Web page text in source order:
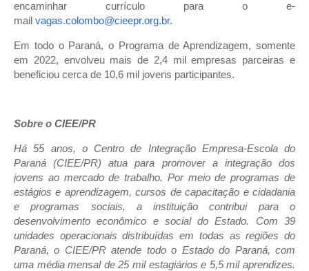
encaminhar currículo para o e-
mail vagas.colombo@cieepr.org.br.
Em todo o Paraná, o Programa de Aprendizagem, somente
em 2022, envolveu mais de 2,4 mil empresas parceiras e
beneficiou cerca de 10,6 mil jovens participantes.
Sobre o CIEE/PR
Há 55 anos, o Centro de Integração Empresa-Escola do
Paraná (CIEE/PR) atua para promover a integração dos
jovens ao mercado de trabalho. Por meio de programas de
estágios e aprendizagem, cursos de capacitação e cidadania
e programas sociais, a instituição contribui para o
desenvolvimento econômico e social do Estado. Com 39
unidades operacionais distribuídas em todas as regiões do
Paraná, o CIEE/PR atende todo o Estado do Paraná, com
uma média mensal de 25 mil estagiários e 5,5 mil aprendizes.